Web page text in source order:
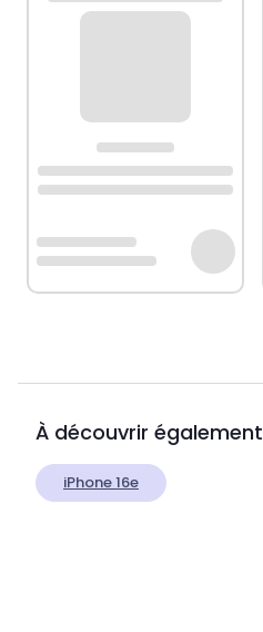
À découvrir également
iPhone 16e